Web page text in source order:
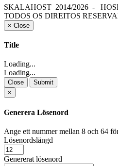
SKALAHOST 2014/2026 -
TODOS OS DIREITOS
× Close
Title
Loading...
Loading...
Close
Submit
×
Generera Lösenord
Ange ett nummer mellan 8 och 64
Lösenordslängd
Genererat lösenord